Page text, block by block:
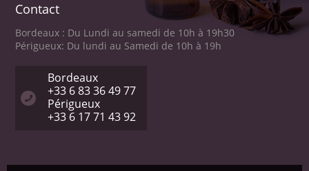
Contact
Bordeaux : Du Lundi au samedi de 10h à 19h30
Périgueux: Du lundi au Samedi de 10h à 19h
Bordeaux
+33 6 83 36 49 77
Périgueux
+33 6 17 71 43 92